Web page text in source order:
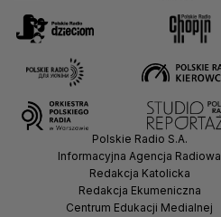
Polskie Radio S.A.
Informacyjna Agencja Radiowa
Redakcja Katolicka
Redakcja Ekumeniczna
Centrum Edukacji Medialnej